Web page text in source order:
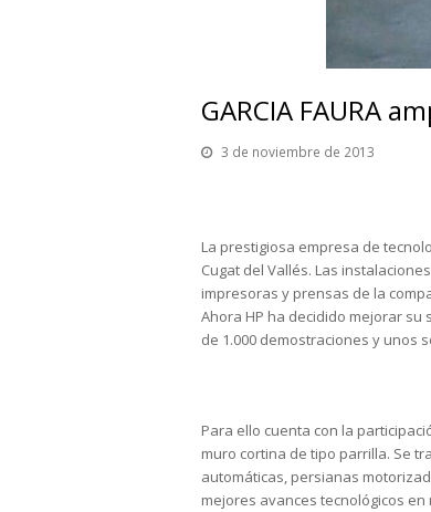
GARCIA FAURA
3 de noviembre de 2013
La prestigiosa empresa de
Cugat del Vallés. Las
impresoras y prensas de la
Ahora HP ha decidido mejorar su
de 1.000 demostraciones y unos
Para ello cuenta con la
muro cortina de tipo parrilla. Se
automáticas, persianas
mejores avances tecnológicos